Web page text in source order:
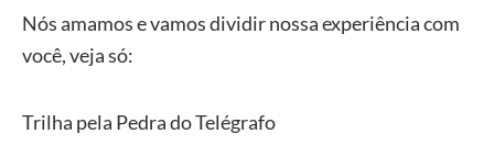
Nós amamos e vamos dividir nossa experiência com
você, veja só:
Trilha pela Pedra do Telégrafo